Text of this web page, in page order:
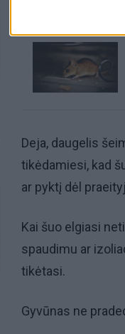
Deja, daugelis
tikėdamiesi, kad
ar pyktį dėl
Kai šuo elgiasi
spaudimu ar
tikėtasi.
Gyvūnas ne